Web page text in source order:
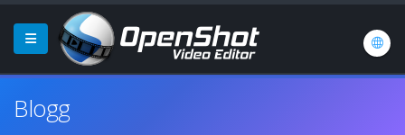
Blogg